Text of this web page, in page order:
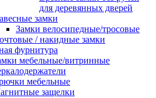
для деревянных дверей
замки
Замки велосипедные/тросовые
/ накидные замки
фурнитура
мебельные/витринные
мебельные
защелки